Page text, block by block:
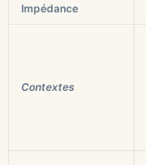
Impédance
Contextes